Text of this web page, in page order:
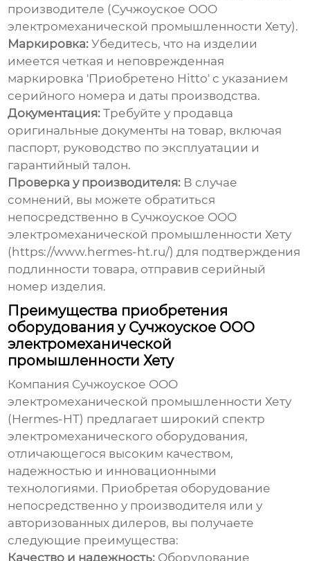
производителе (Сучжоуское ООО
электромеханической промышленности Хету).
Маркировка: Убедитесь, что на изделии
имеется четкая и неповрежденная
маркировка 'Приобретено Hitto' с указанием
серийного номера и даты производства.
Документация: Требуйте у продавца
оригинальные документы на товар, включая
паспорт, руководство по эксплуатации и
гарантийный талон.
Проверка у производителя: В случае
сомнений, вы можете обратиться
непосредственно в Сучжоуское ООО
электромеханической промышленности Хету
( https://www.hermes-ht.ru/) для подтверждения
подлинности товара, отправив серийный
номер изделия.
Преимущества приобретения
оборудования у Сучжоуское ООО
электромеханической
промышленности Хету
Компания Сучжоуское ООО
электромеханической промышленности Хету
(Hermes-HT) предлагает широкий спектр
электромеханического оборудования,
отличающегося высоким качеством,
надежностью и инновационными
технологиями. Приобретая оборудование
непосредственно у производителя или у
авторизованных дилеров, вы получаете
следующие преимущества:
Качество и надежность: Оборудование